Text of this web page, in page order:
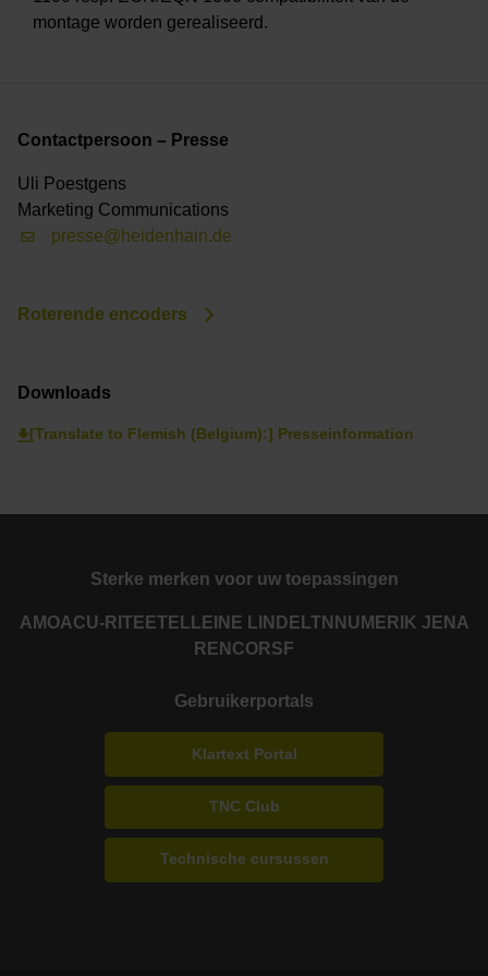
montage worden gerealiseerd.
Contactpersoon – Presse
Uli Poestgens
Marketing Communications
presse@heidenhain.de
Roterende encoders
Downloads
[Translate to Flemish (Belgium):] Presseinformation
Sterke merken voor uw toepassingen
AMOACU-RITE ETEL LEINE LINDE LTN NUMERIK JENA
RENCORSF
Gebruikerportals
Klartext Portal
TNC Club
Technische cursussen